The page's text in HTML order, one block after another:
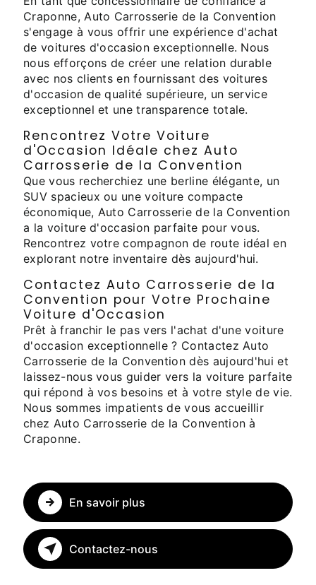
Craponne, Auto Carrosserie de la Convention
s'engage à vous offrir une expérience d'achat
de voitures d'occasion exceptionnelle. Nous
nous efforçons de créer une relation durable
avec nos clients en fournissant des voitures
d'occasion de qualité supérieure, un service
exceptionnel et une transparence totale.
Rencontrez Votre Voiture
d'Occasion Idéale chez Auto
Carrosserie de la Convention
Que vous recherchiez une berline élégante, un
SUV spacieux ou une voiture compacte
économique, Auto Carrosserie de la Convention
a la voiture d'occasion parfaite pour vous.
Rencontrez votre compagnon de route idéal en
explorant notre inventaire dès aujourd'hui.
Contactez Auto Carrosserie de la
Convention pour Votre Prochaine
Voiture d'Occasion
Prêt à franchir le pas vers l'achat d'une voiture
d'occasion exceptionnelle ? Contactez Auto
Carrosserie de la Convention dès aujourd'hui et
laissez-nous vous guider vers la voiture parfaite
qui répond à vos besoins et à votre style de vie.
Nous sommes impatients de vous accueillir
chez Auto Carrosserie de la Convention à
Craponne.
En savoir plus
Contactez-nous